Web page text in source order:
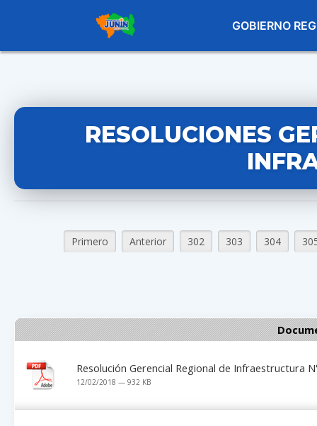
GOBIERNO
RESOLUCIONES
Primero Anterior 302 303 304
Resolución Gerencial Regional de Infraestructura
12/02/2018 — 932 KB